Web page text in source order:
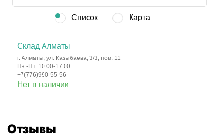
Список Карта
Склад Алматы
г. Алматы, ул. Казыбаева, 3/3, пом. 11
Пн.-Пт. 10:00-17:00
+7(776)990-55-56
Нет в наличии
Отзывы